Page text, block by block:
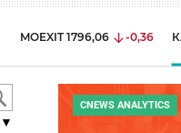
MOEXIT 1796,06 -0,36
CNEWS ANALYTICS